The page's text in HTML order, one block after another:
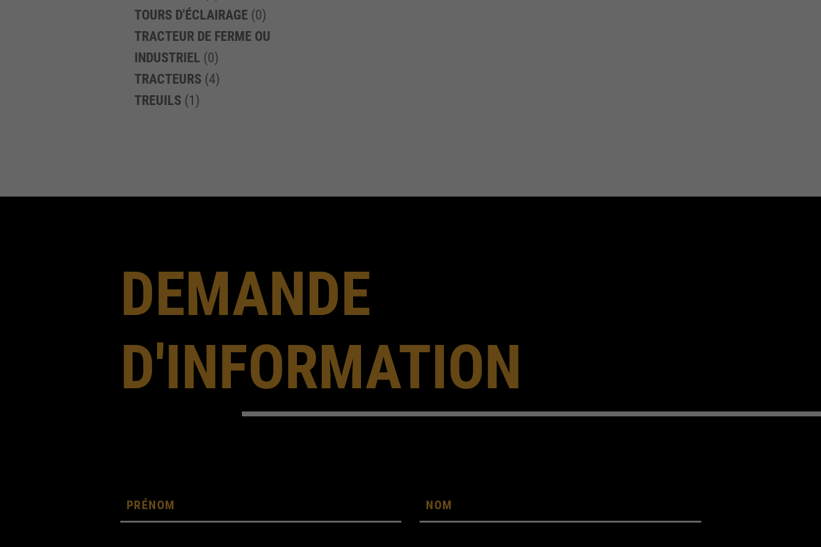
TOURS D'ÉCLAIRAGE (0)
TRACTEUR DE FERME OU
INDUSTRIEL (0)
TRACTEURS (4)
TREUILS (1)
DEMANDE
D'INFORMATION